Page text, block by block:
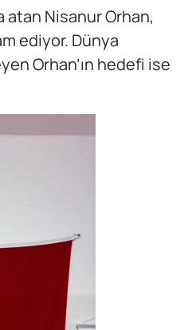
atan Nisanur Orhan,
ediyor. Dünya
Orhan’ın hedefi ise